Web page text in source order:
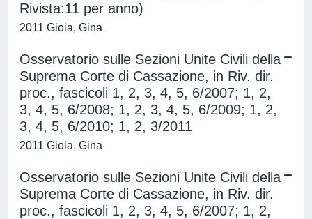
Rivista:11 per anno)
2011 Gioia, Gina
Osservatorio sulle Sezioni Unite Civili della
Suprema Corte di Cassazione, in Riv. dir.
proc., fascicoli 1, 2, 3, 4, 5, 6/2007; 1, 2,
3, 4, 5, 6/2008; 1, 2, 3, 4, 5, 6/2009; 1, 2,
3, 4, 5, 6/2010; 1, 2, 3/2011
2011 Gioia, Gina
Osservatorio sulle Sezioni Unite Civili della
Suprema Corte di Cassazione, in Riv. dir.
proc., fascicoli 1, 2, 3, 4, 5, 6/2007; 1, 2,